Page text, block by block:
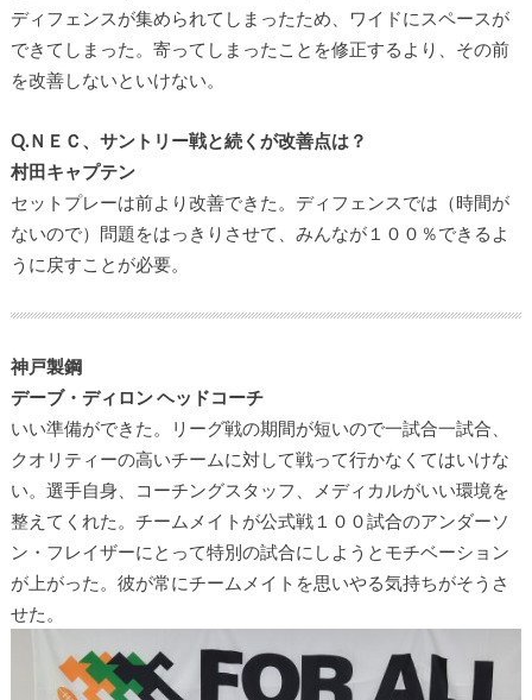
ディフェンスが集められてしまったため、ワイドにスペースが
できてしまった。寄ってしまったことを修正するより、その前
を改善しないといけない。
Q.ＮＥＣ、サントリー戦と続くが改善点は？
村田キャプテン
セットプレーは前より改善できた。ディフェンスでは（時間が
ないので）問題をはっきりさせて、みんなが１００％できるよ
うに戻すことが必要。
神戸製鋼
デーブ・ディロン ヘッドコーチ
いい準備ができた。リーグ戦の期間が短いので一試合一試合、
クオリティーの高いチームに対して戦って行かなくてはいけな
い。選手自身、コーチングスタッフ、メディカルがいい環境を
整えてくれた。チームメイトが公式戦１００試合のアンダーソ
ン・フレイザーにとって特別の試合にしようとモチベーション
が上がった。彼が常にチームメイトを思いやる気持ちがそうさ
せた。